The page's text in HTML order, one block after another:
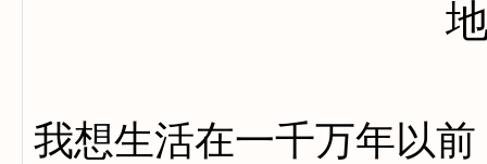
我想生活在一千万年以前